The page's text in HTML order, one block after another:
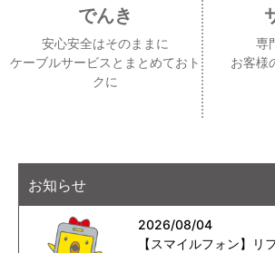
でんき
安心安全はそのままに
ケーブルサービスとまとめておト
クに
専
お客様
お知らせ
2026/08/04
【スマイルフォン】リ